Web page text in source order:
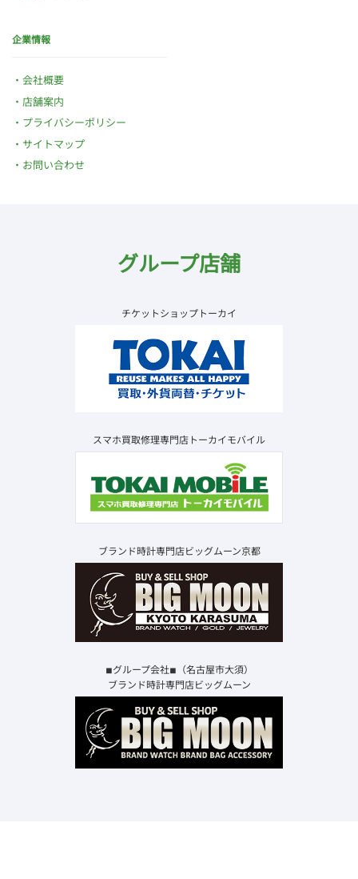
企業情報
会社概要
店舗案内
プライバシーポリシー
サイトマップ
お問い合わせ
グループ店舗
チケットショップトーカイ
スマホ買取修理専門店トーカイモバイル
ブランド時計専門店ビッグムーン京都
◾︎グループ会社◾︎（名古屋市大須）
ブランド時計専門店ビッグムーン